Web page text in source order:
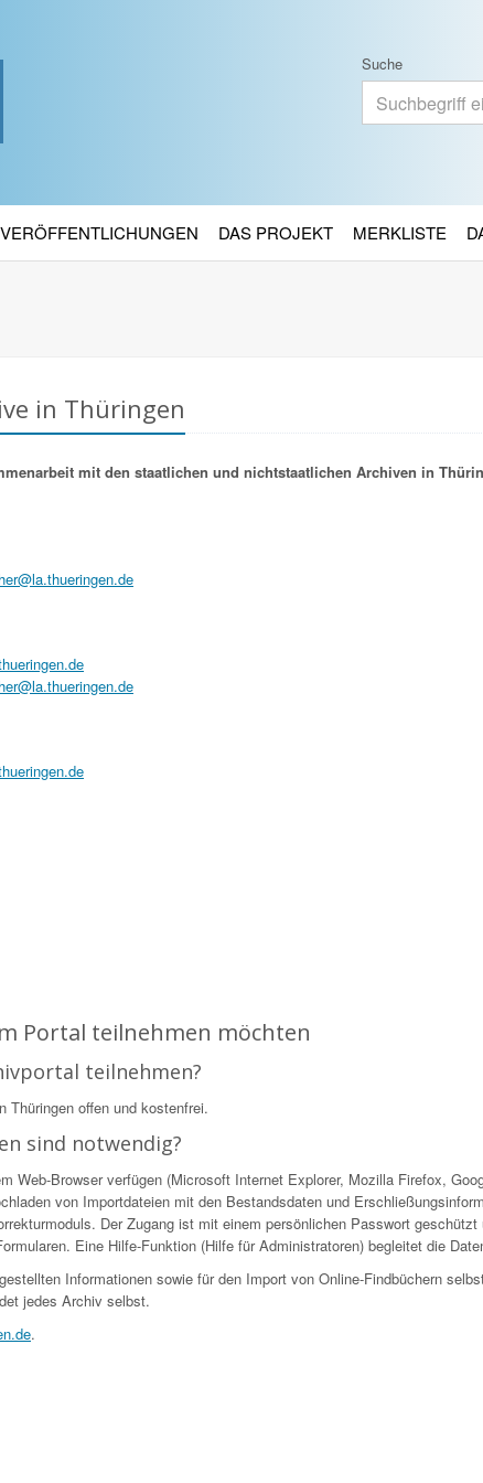
Suche
DAS PROJEKT MERKLISTE
in Thüringen
mit den staatlichen und nichtstaatlichen Archiven in
Portal teilnehmen möchten
teilnehmen?
offen und kostenfrei.
sind notwendig?
Web-Browser verfügen (Microsoft Internet Explorer, Mozilla Firefox,
von Importdateien mit den Bestandsdaten und
Der Zugang ist mit einem persönlichen Passwort
Eine Hilfe-Funktion (Hilfe für Administratoren) begleitet die
Informationen sowie für den Import von Online-Findbüchern
jedes Archiv selbst.
.